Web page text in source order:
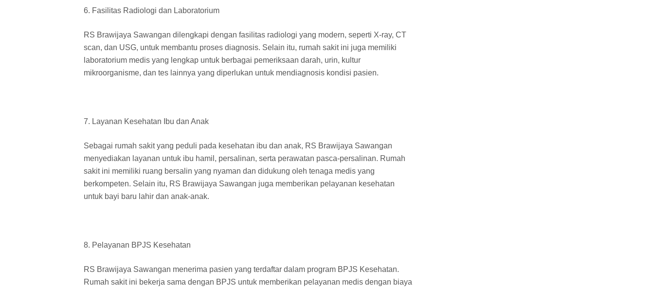
6. Fasilitas Radiologi dan Laboratorium
RS Brawijaya Sawangan dilengkapi dengan fasilitas radiologi yang modern, seperti X-ray, CT
scan, dan USG, untuk membantu proses diagnosis. Selain itu, rumah sakit ini juga memiliki
laboratorium medis yang lengkap untuk berbagai pemeriksaan darah, urin, kultur
mikroorganisme, dan tes lainnya yang diperlukan untuk mendiagnosis kondisi pasien.
7. Layanan Kesehatan Ibu dan Anak
Sebagai rumah sakit yang peduli pada kesehatan ibu dan anak, RS Brawijaya Sawangan
menyediakan layanan untuk ibu hamil, persalinan, serta perawatan pasca-persalinan. Rumah
sakit ini memiliki ruang bersalin yang nyaman dan didukung oleh tenaga medis yang
berkompeten. Selain itu, RS Brawijaya Sawangan juga memberikan pelayanan kesehatan
untuk bayi baru lahir dan anak-anak.
8. Pelayanan BPJS Kesehatan
RS Brawijaya Sawangan menerima pasien yang terdaftar dalam program BPJS Kesehatan.
Rumah sakit ini bekerja sama dengan BPJS untuk memberikan pelayanan medis dengan biaya